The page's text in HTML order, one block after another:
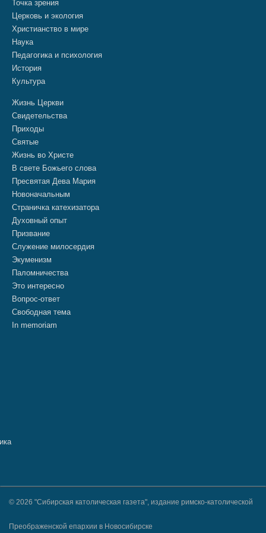
Точка зрения
Церковь и экология
Христианство в мире
Наука
Педагогика и психология
История
Культура
Жизнь Церкви
Свидетельства
Приходы
Святые
Жизнь во Христе
В свете Божьего слова
Пресвятая Дева Мария
Новоначальным
Страничка катехизатора
Духовный опыт
Призвание
Служение милосердия
Экуменизм
Паломничества
Это интересно
Вопрос-ответ
Свободная тема
In memoriam
© 2026 "Сибирская католическая газета", издание римско-католической
Преображенской епархии в Новосибирске